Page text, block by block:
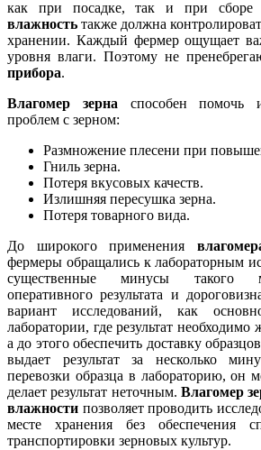
как при посадке, так и при сборе
влажность также должна
хранении. Каждый фермер ощущает
уровня влаги. Поэтому не
прибора.
Влагомер зерна способен помочь
проблем с зерном:
Размножение плесени при
Гниль зерна.
Потеря вкусовых качеств.
Излишняя пересушка зерна.
Потеря товарного вида.
До широкого применения
фермеры обращались к лабораторным
существенные минусы такого
оперативного результата и
вариант исследований, как
лаборатории, где результат
а до этого обеспечить доставку
выдает результат за несколько
перевозки образца в лабораторию, он
делает результат неточным. Влагомер
влажности позволяет проводить
месте хранения без обеспечения
транспортировки зерновых культур.